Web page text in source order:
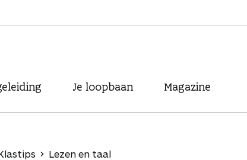
Je loopbaan Magazine
Lezen en taal